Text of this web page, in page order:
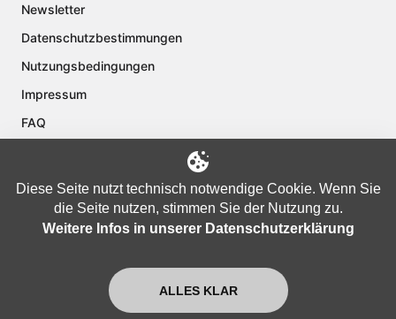
Newsletter
Datenschutzbestimmungen
Nutzungsbedingungen
Impressum
FAQ
Diese Seite nutzt technisch notwendige Cookie. Wenn Sie
die Seite nutzen, stimmen Sie der Nutzung zu.
Weitere Infos in unserer Datenschutzerklärung
ALLES KLAR